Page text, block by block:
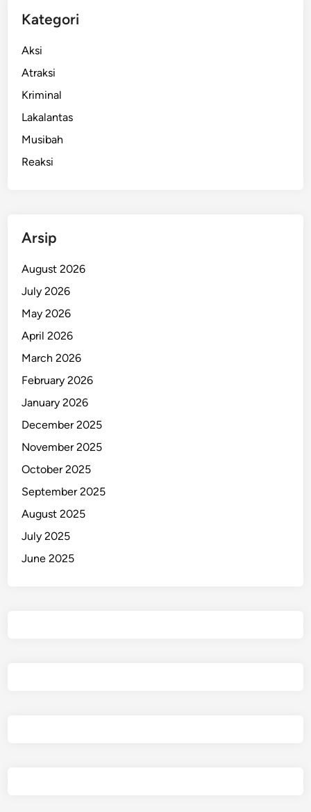
Kategori
Aksi
Atraksi
Kriminal
Lakalantas
Musibah
Reaksi
Arsip
August 2026
July 2026
May 2026
April 2026
March 2026
February 2026
January 2026
December 2025
November 2025
October 2025
September 2025
August 2025
July 2025
June 2025